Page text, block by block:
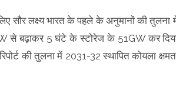
सौर लक्ष्य भारत के पहले के अनुमानों की तुलना
से बढ़ाकर 5 घंटे के स्टोरेज के 51GW कर
की तुलना में 2031-32 स्थापित कोयला